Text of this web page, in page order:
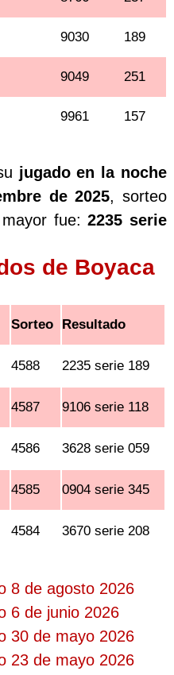
9030 189
9049 251
9961 157
jugado en la noche
de 2025, sorteo
mayor fue:2235 serie
de Boyaca
Sorteo Resultado
4588 2235 serie 189
4587 9106 serie 118
4586 3628 serie 059
4585 0904 serie 345
4584 3670 serie 208
8 de agosto 2026
6 de junio 2026
30 de mayo 2026
23 de mayo 2026